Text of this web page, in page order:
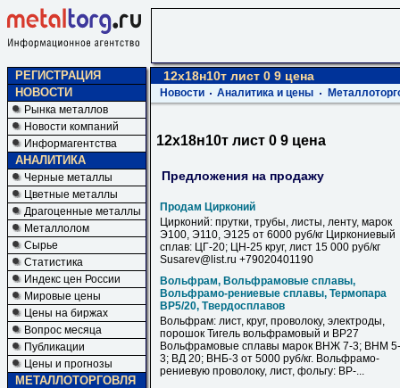
РЕГИСТРАЦИЯ
НОВОСТИ
Рынка металлов
Новости компаний
Информагентства
АНАЛИТИКА
Черные металлы
Цветные металлы
Драгоценные металлы
Металлолом
Сырье
Статистика
Индекс цен России
Мировые цены
Цены на биржах
Вопрос месяца
Публикации
Цены и прогнозы
МЕТАЛЛОТОРГОВЛЯ
12х18н10т лист 0 9 цена
Новости Аналитика и цены
12х18н10т лист 0 9 цена
Предложения на продажу
Продам Цирконий
Цирконий: прутки, трубы, листы, ленту, марок
Э100, Э110, Э125 от 6000 руб/кг Циркониевый
сплав: ЦГ-20; ЦН-25 круг, лист 15 000 руб/кг
Susarev@list.ru +79020401190
Вольфрам, Вольфрамовые сплавы,
Вольфрамо-рениевые сплавы, Термопара
ВР5/20, Твердосплавов
Вольфрам: лист, круг, проволоку, электроды,
порошок Тигель вольфрамовый и ВР27
Вольфрамовые сплавы марок ВНЖ 7-3; ВНМ 5-
3; ВД 20; ВНБ-3 от 5000 руб/кг. Вольфрамо-
рениевую проволоку, лист, фольгу: ВР-...